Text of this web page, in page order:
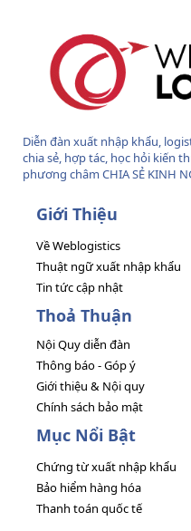
Diễn đàn xuất nhập khẩu,
chia sẻ, hợp tác, học hỏi kiến
phương châm CHIA SẺ KINH
Giới Thiệu
Về Weblogistics
Thuật ngữ xuất nhập khẩu
Tin tức cập nhật
Thoả Thuận
Nội Quy diễn đàn
Thông báo - Góp ý
Giới thiệu & Nội quy
Chính sách bảo mật
Mục Nổi Bật
Chứng từ xuất nhập khẩu
Bảo hiểm hàng hóa
Thanh toán quốc tế